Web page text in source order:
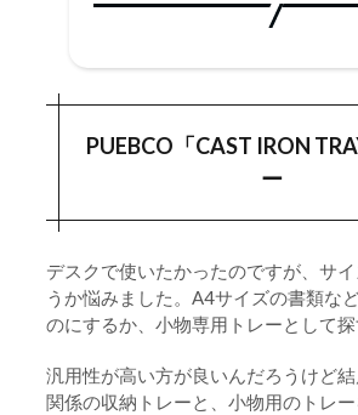
1.
PUEBCO「CAST IRON TRAY」外
PUEBCO「CAST IRON TRAY」サ
ステーショナリーってついつい
PUEBCO「CAST IRON
ー
デスクで使いたかったのですが、サ
うか悩みました。A4サイズの書類な
のにするか、小物専用トレーとして
汎用性が高い方が良いんだろうけど
関係の収納トレーと、小物用のトレ